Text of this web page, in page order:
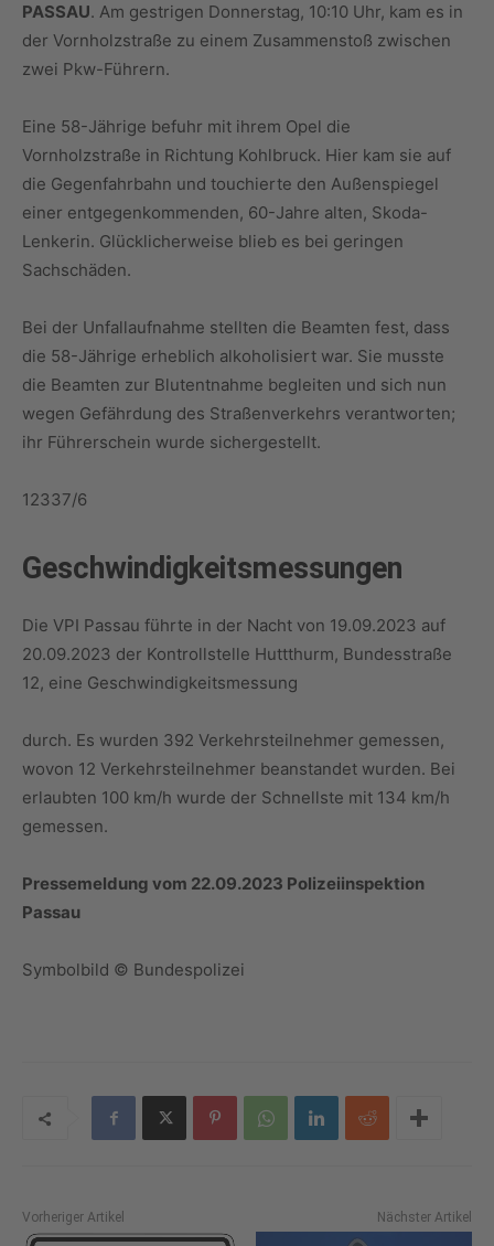
PASSAU. Am gestrigen Donnerstag, 10:10 Uhr, kam es in
der Vornholzstraße zu einem Zusammenstoß zwischen
zwei Pkw-Führern.
Eine 58-Jährige befuhr mit ihrem Opel die
Vornholzstraße in Richtung Kohlbruck. Hier kam sie auf
die Gegenfahrbahn und touchierte den Außenspiegel
einer entgegenkommenden, 60-Jahre alten, Skoda-
Lenkerin. Glücklicherweise blieb es bei geringen
Sachschäden.
Bei der Unfallaufnahme stellten die Beamten fest, dass
die 58-Jährige erheblich alkoholisiert war. Sie musste
die Beamten zur Blutentnahme begleiten und sich nun
wegen Gefährdung des Straßenverkehrs verantworten;
ihr Führerschein wurde sichergestellt.
12337/6
Geschwindigkeitsmessungen
Die VPI Passau führte in der Nacht von 19.09.2023 auf
20.09.2023 der Kontrollstelle Huttthurm, Bundesstraße
12, eine Geschwindigkeitsmessung
durch. Es wurden 392 Verkehrsteilnehmer gemessen,
wovon 12 Verkehrsteilnehmer beanstandet wurden. Bei
erlaubten 100 km/h wurde der Schnellste mit 134 km/h
gemessen.
Pressemeldung vom 22.09.2023 Polizeiinspektion
Passau
Symbolbild © Bundespolizei
Vorheriger Artikel Nächster Artikel